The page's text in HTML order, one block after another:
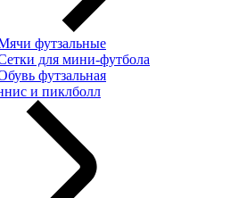
футзальные
для мини-футбола
футзальная
и пиклболл